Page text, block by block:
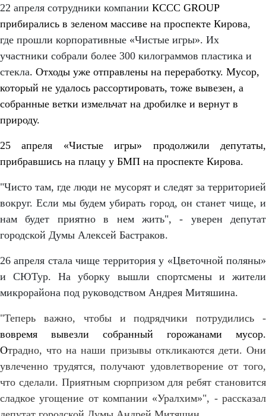
22 апреля сотрудники компании КССС GROUP
прибирались в зеленом массиве на проспекте Кирова,
где прошли корпоративные «Чистые игры». Их
участники собрали более 300 килограммов пластика и
стекла. Отходы уже отправлены на переработку. Мусор,
который не удалось рассортировать, тоже вывезен, а
собранные ветки измельчат на дробилке и вернут в
природу.
25 апреля «Чистые игры» продолжили депутаты,
прибравшись на плацу у БМП на проспекте Кирова.
"Чисто там, где люди не мусорят и следят за территорией
вокруг. Если мы будем убирать город, он станет чище, и
нам будет приятно в нем жить", - уверен депутат
городской Думы Алексей Бастраков.
26 апреля стала чище территория у «Цветочной поляны»
и СЮТур. На уборку вышли спортсмены и жители
микрорайона под руководством Андрея Митяшина.
"Теперь важно, чтобы и подрядчики потрудились -
вовремя вывезли собранный горожанами мусор.
Отрадно, что на наши призывы откликаются дети. Они
увлеченно трудятся, получают удовлетворение от того,
что сделали. Приятным сюрпризом для ребят становится
сладкое угощение от компании «Уралхим»", - рассказал